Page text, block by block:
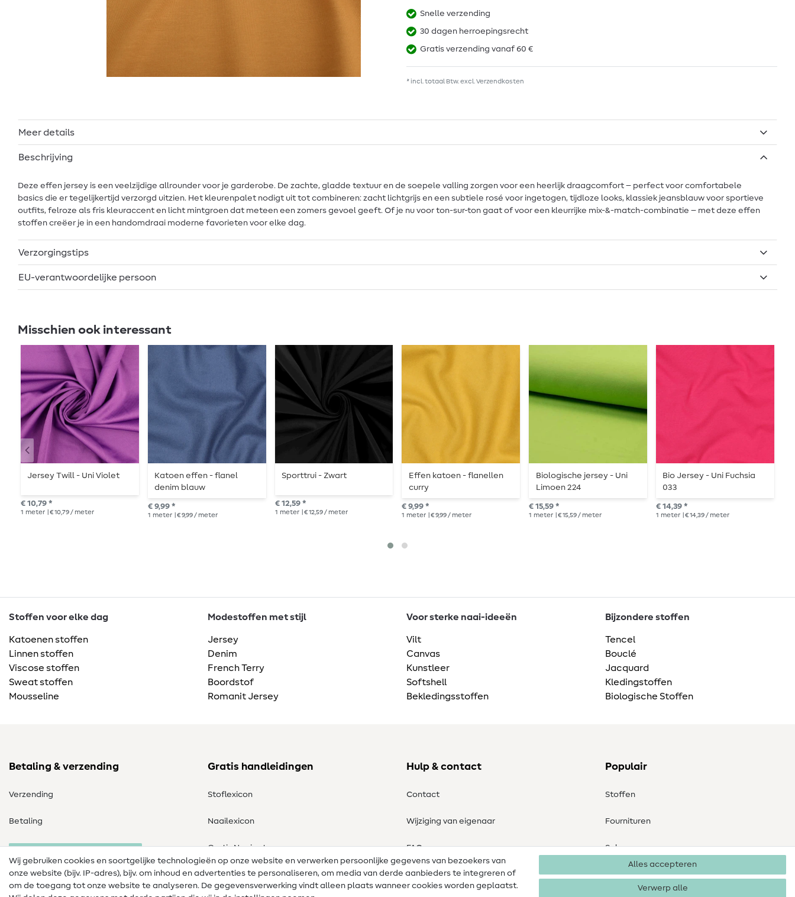
Snelle verzending
30 dagen herroepingsrecht
Gratis verzending vanaf 60 €
* incl. totaal Btw. excl.Verzendkosten
Meer details
Beschrijving
Deze effen jersey is een veelzijdige allrounder voor je garderobe. De zachte, gladde textuur en de soepele valling zorgen voor een heerlijk draagcomfort – perfect voor comfortabele
basics die er tegelijkertijd verzorgd uitzien. Het kleurenpalet nodigt uit tot combineren: zacht lichtgrijs en een subtiele rosé voor ingetogen, tijdloze looks, klassiek jeansblauw voor sportieve
outfits, felroze als fris kleuraccent en licht mintgroen dat meteen een zomers gevoel geeft. Of je nu voor ton-sur-ton gaat of voor een kleurrijke mix-&-match-combinatie – met deze effen
stoffen creëer je in een handomdraai moderne favorieten voor elke dag.
Verzorgingstips
EU-verantwoordelijke persoon
Misschien ook interessant
Jersey Twill - Uni Violet
€ 10,79 *
1 meter | € 10,79 / meter
Katoen effen - flanel
denim blauw
€ 9,99 *
1 meter | € 9,99 / meter
Sporttrui - Zwart
€ 12,59 *
1 meter | € 12,59 / meter
Effen katoen - flanellen
curry
€ 9,99 *
1 meter | € 9,99 / meter
Biologische jersey - Uni
Limoen 224
€ 15,59 *
1 meter | € 15,59 / meter
Bio Jersey - Uni Fuchsia
033
€ 14,39 *
1 meter | € 14,39 / meter
Stoffen voor elke dag
Katoenen stoffen
Linnen stoffen
Viscose stoffen
Sweat stoffen
Mousseline
Modestoffen met stijl
Jersey
Denim
French Terry
Boordstof
Romanit Jersey
Voor sterke naai-ideeën
Vilt
Canvas
Kunstleer
Softshell
Bekledingsstoffen
Bijzondere stoffen
Tencel
Bouclé
Jacquard
Kledingstoffen
Biologische Stoffen
Betaling & verzending
Verzending
Betaling
Gratis handleidingen
Stoflexicon
Naailexicon
Gratis Naaipatronen
Hulp & contact
Contact
Wijziging van eigenaar
FAQ
Herroepingsrecht
Populair
Stoffen
Fournituren
Sale
Wij gebruiken cookies en soortgelijke technologieën op onze website en verwerken persoonlijke gegevens van bezoekers van
onze website (bijv. IP-adres), bijv. om inhoud en advertenties te personaliseren, om media van derde aanbieders te integreren of
om de toegang tot onze website te analyseren. De gegevensverwerking vindt alleen plaats wanneer cookies worden geplaatst.
Alles accepteren
Verwerp alle